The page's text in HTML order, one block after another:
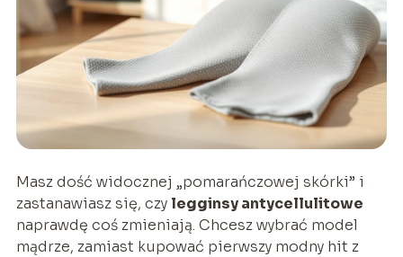
Masz dość widocznej „pomarańczowej skórki” i
zastanawiasz się, czy legginsy antycellulitowe
naprawdę coś zmieniają. Chcesz wybrać model
mądrze, zamiast kupować pierwszy modny hit z